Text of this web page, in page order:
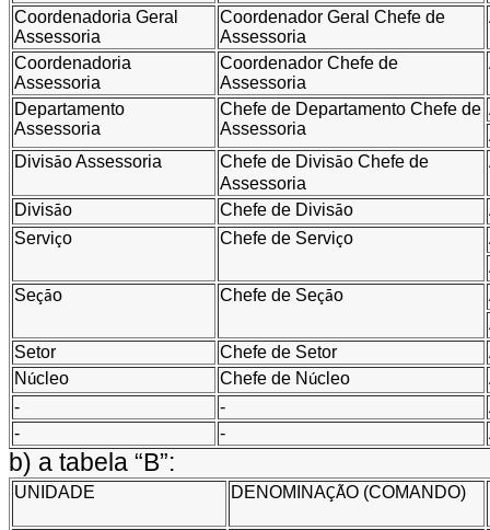
Coordenadoria Geral
Assessoria
Coordenador Geral Chefe de
Assessoria
Coordenadoria
Assessoria
Coordenador Chefe de
Assessoria
Departamento
Assessoria
Chefe de Departamento Chefe de
Assessoria
DivisãoAssessoria Chefe de Divisão Chefe de
Assessoria
Divisão Chefe de Divisão
Serviço Chefe de Serviço
Seção Chefe de Seção
Setor
Chefe de Setor
N úcleo Chefe de N úcleo
-
-
-
-
b) a tabela “B”:
UNIDADE DENOMINAÇÃO (COMANDO)